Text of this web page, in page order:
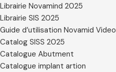
Librairie Novamind 2025
Librairie SIS 2025
Guide d’utilisation Novamid Video
Catalog SISS 2025
Catalogue Abutment
Catalogue implant artion